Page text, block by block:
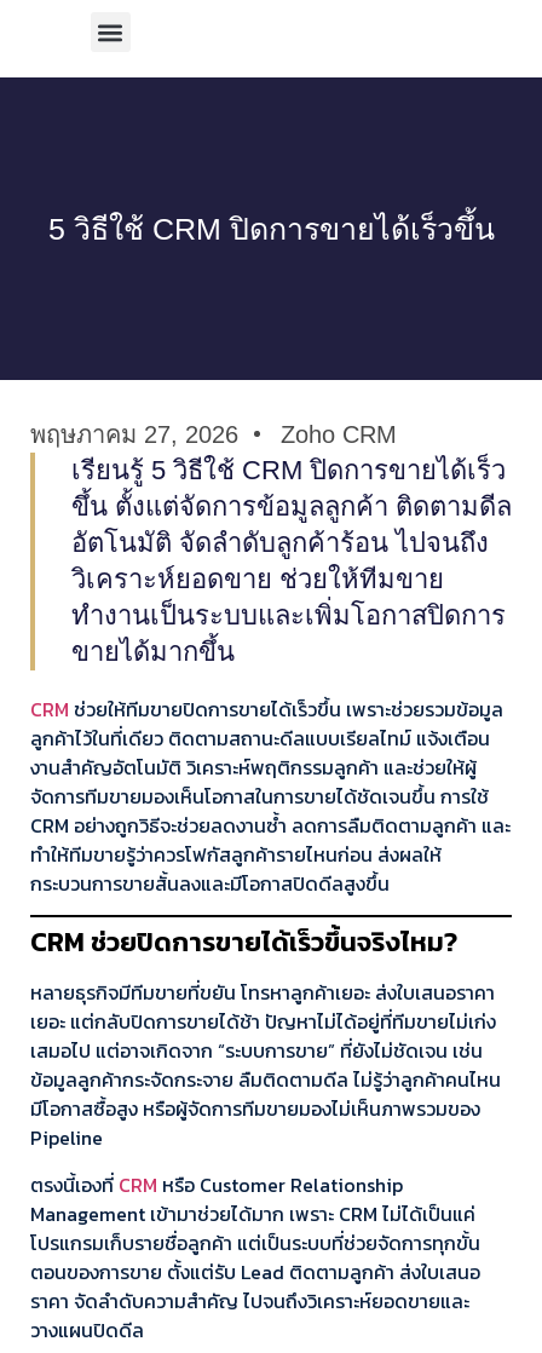
5 วิธีใช้ CRM ปิดการขายได้เร็วขึ้น
พฤษภาคม 27, 2026 Zoho CRM
เรียนรู้ 5 วิธีใช้ CRM ปิดการขายได้เร็ว
ขึ้น ตั้งแต่จัดการข้อมูลลูกค้า ติดตามดีล
อัตโนมัติ จัดลำดับลูกค้าร้อน ไปจนถึง
วิเคราะห์ยอดขาย ช่วยให้ทีมขาย
ทำงานเป็นระบบและเพิ่มโอกาสปิดการ
ขายได้มากขึ้น
CRM ช่วยให้ทีมขายปิดการขายได้เร็วขึ้น เพราะช่วยรวมข้อมูล
ลูกค้าไว้ในที่เดียว ติดตามสถานะดีลแบบเรียลไทม์ แจ้งเตือน
งานสำคัญอัตโนมัติ วิเคราะห์พฤติกรรมลูกค้า และช่วยให้ผู้
จัดการทีมขายมองเห็นโอกาสในการขายได้ชัดเจนขึ้น การใช้
CRM อย่างถูกวิธีจะช่วยลดงานซ้ำ ลดการลืมติดตามลูกค้า และ
ทำให้ทีมขายรู้ว่าควรโฟกัสลูกค้ารายไหนก่อน ส่งผลให้
กระบวนการขายสั้นลงและมีโอกาสปิดดีลสูงขึ้น
CRM ช่วยปิดการขายได้เร็วขึ้นจริงไหม?
หลายธุรกิจมีทีมขายที่ขยัน โทรหาลูกค้าเยอะ ส่งใบเสนอราคา
เยอะ แต่กลับปิดการขายได้ช้า ปัญหาไม่ได้อยู่ที่ทีมขายไม่เก่ง
เสมอไป แต่อาจเกิดจาก “ระบบการขาย” ที่ยังไม่ชัดเจน เช่น
ข้อมูลลูกค้ากระจัดกระจาย ลืมติดตามดีล ไม่รู้ว่าลูกค้าคนไหน
มีโอกาสซื้อสูง หรือผู้จัดการทีมขายมองไม่เห็นภาพรวมของ
Pipeline
ตรงนี้เองที่ CRM หรือ Customer Relationship
Management เข้ามาช่วยได้มาก เพราะ CRM ไม่ได้เป็นแค่
โปรแกรมเก็บรายชื่อลูกค้า แต่เป็นระบบที่ช่วยจัดการทุกขั้น
ตอนของการขาย ตั้งแต่รับ Lead ติดตามลูกค้า ส่งใบเสนอ
ราคา จัดลำดับความสำคัญ ไปจนถึงวิเคราะห์ยอดขายและ
วางแผนปิดดีล